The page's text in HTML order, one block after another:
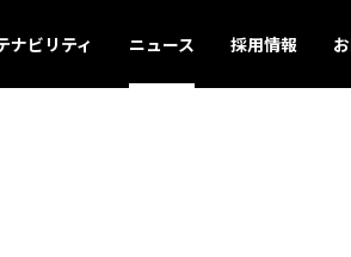
ナビリティ ニュース 採用情報